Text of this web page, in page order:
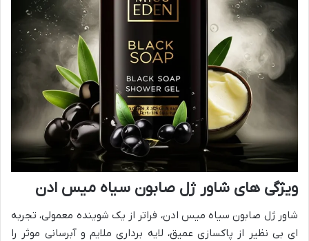
ویژگی های شاور ژل صابون سیاه میس ادن
شاور ژل صابون سیاه میس ادن، فراتر از یک شوینده معمولی، تجربه
ای بی نظیر از پاکسازی عمیق، لایه برداری ملایم و آبرسانی موثر را